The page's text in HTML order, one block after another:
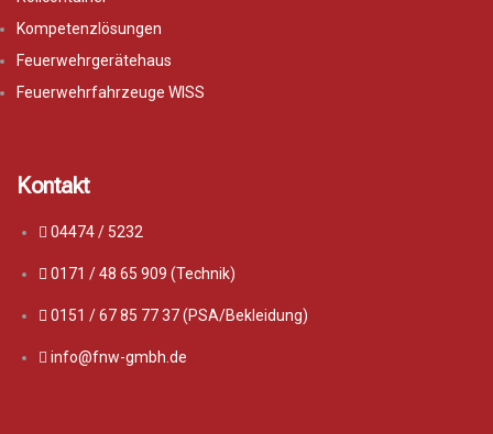
Kompetenzlösungen
Feuerwehrgerätehaus
Feuerwehrfahrzeuge WISS
Kontakt
04474 / 5232
0171 / 48 65 909 (Technik)
0151 / 67 85 77 37 (PSA/Bekleidung)
info@fnw-gmbh.de